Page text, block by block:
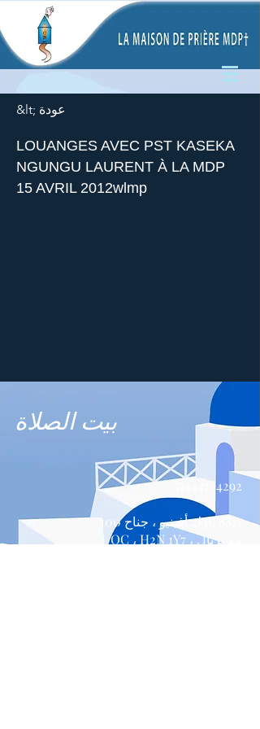
&lt; عودة
LOUANGES AVEC PST KASEKA
NGUNGU LAURENT À LA MDP
15 AVRIL 2012wlmp
بيت الصلاة
514447-4292
8815 بارك أفينيو ، جناح 100
مونتريال ، QC ، H2N 1Y7